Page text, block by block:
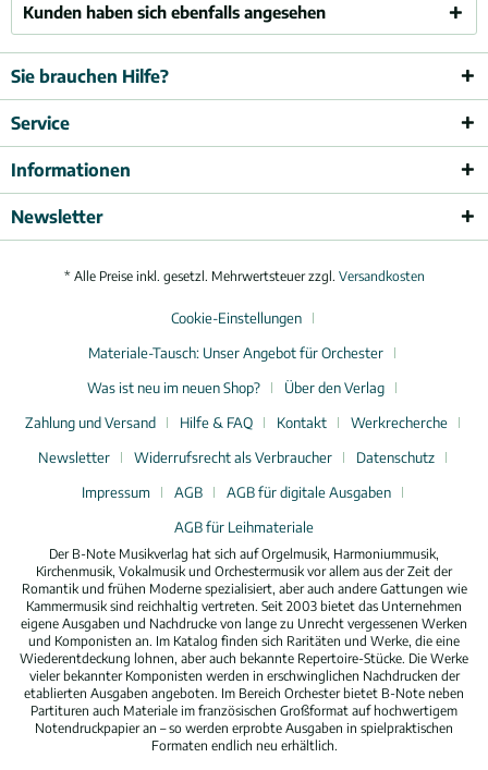
Kunden haben sich ebenfalls angesehen
Sie brauchen Hilfe?
Service
Informationen
Newsletter
* Alle Preise inkl. gesetzl. Mehrwertsteuer zzgl. Versandkosten
Cookie-Einstellungen
Materiale-Tausch: Unser Angebot für Orchester
Was ist neu im neuen Shop?
Über den Verlag
Zahlung und Versand
Hilfe & FAQ Kontakt
Werkrecherche
Newsletter
Widerrufsrecht als Verbraucher
Datenschutz
Impressum
AGB
AGB für digitale Ausgaben
AGB für Leihmateriale
Der B-Note Musikverlag hat sich auf Orgelmusik, Harmoniummusik,
Kirchenmusik, Vokalmusik und Orchestermusik vor allem aus der Zeit der
Romantik und frühen Moderne spezialisiert, aber auch andere Gattungen wie
Kammermusik sind reichhaltig vertreten. Seit 2003 bietet das Unternehmen
eigene Ausgaben und Nachdrucke von lange zu Unrecht vergessenen Werken
und Komponisten an. Im Katalog finden sich Raritäten und Werke, die eine
Wiederentdeckung lohnen, aber auch bekannte Repertoire-Stücke. Die Werke
vieler bekannter Komponisten werden in erschwinglichen Nachdrucken der
etablierten Ausgaben angeboten. Im Bereich Orchester bietet B-Note neben
Partituren auch Materiale im französischen Großformat auf hochwertigem
Notendruckpapier an – so werden erprobte Ausgaben in spielpraktischen
Formaten endlich neu erhältlich.